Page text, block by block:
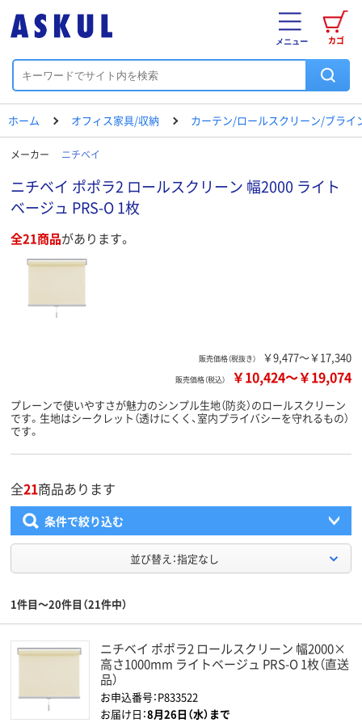
カゴ
メニュー
ホーム オフィス家具/収納 カーテン/ロールスクリーン/ブライ
メーカー ニチベイ
ニチベイ ポポラ2 ロールスクリーン 幅2000 ライト
ベージュ PRS-O 1枚
全21商品があります。
販売価格（税抜き） ￥9,477～￥17,340
販売価格（税込） ￥10,424～￥19,074
プレーンで使いやすさが魅力のシンプル生地（防炎）のロールスクリーン
です。生地はシークレット（透けにくく、室内プライバシーを守れるもの）
です。
全21商品あります
条件で絞り込む
並び替え：指定なし
1件目～20件目（21件中）
ニチベイ ポポラ2 ロールスクリーン 幅2000×
高さ1000mm ライトベージュ PRS-O 1枚（直送
品）
お申込番号：P833522
お届け日：8月26日（水）まで